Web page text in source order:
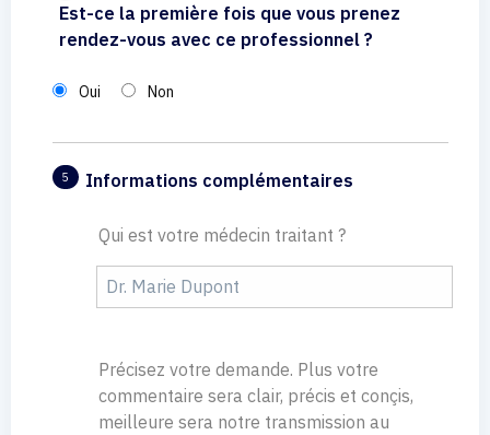
Est-ce la première fois que vous prenez
rendez-vous avec ce professionnel ?
Oui Non
5 Informations complémentaires
Qui est votre médecin traitant ?
Précisez votre demande. Plus votre
commentaire sera clair, précis et conçis,
meilleure sera notre transmission au